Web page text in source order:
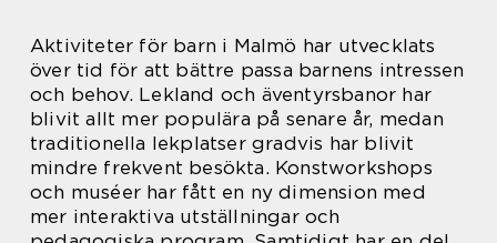
Aktiviteter för barn i Malmö har utvecklats
över tid för att bättre passa barnens intressen
och behov. Lekland och äventyrsbanor har
blivit allt mer populära på senare år, medan
traditionella lekplatser gradvis har blivit
mindre frekvent besökta. Konstworkshops
och muséer har fått en ny dimension med
mer interaktiva utställningar och